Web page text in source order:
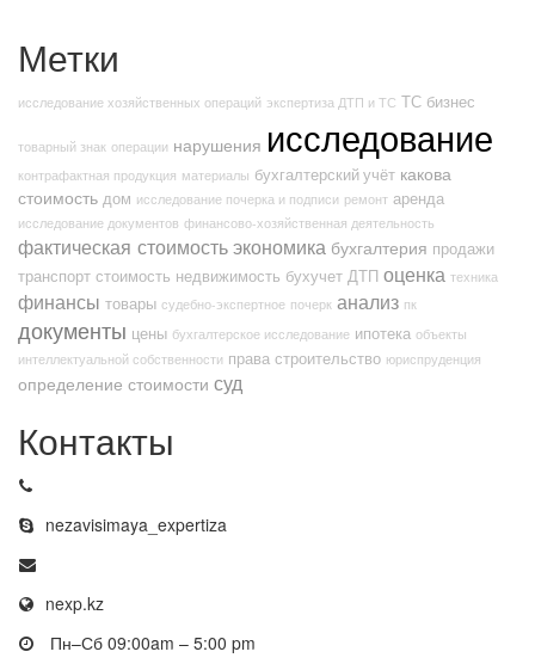
Метки
исследование хозяйственных операций экспертиза ДТП и ТС ТС бизнес
товарный знак операции нарушения исследование
контрафактная продукция материалы бухгалтерский учёт какова
стоимость дом исследование почерка и подписи ремонт аренда
исследование документов финансово-хозяйственная деятельность
фактическая стоимостьэкономика бухгалтерия продажи
транспорт стоимость недвижимость бухучет ДТП оценка техника
финансы товары судебно-экспертное почерк анализ пк
документы цены бухгалтерское исследование ипотека объекты
интеллектуальной собственности права строительство юриспруденция
определение стоимости суд
Контакты
nezavisimaya_expertiza
nexp.kz
Пн–Сб 09:00am – 5:00 pm